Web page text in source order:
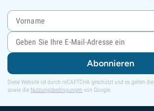
Abonnieren
Diese Website ist durch reCAPTCHA geschützt und es gelten die
sowie die Nutzungsbedingungen von Google.